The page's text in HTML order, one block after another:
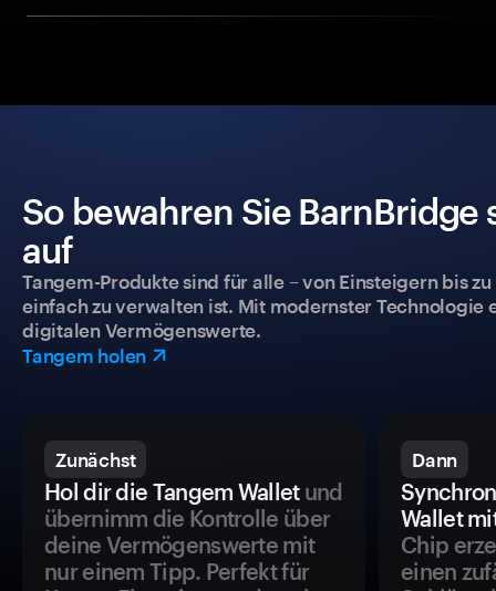
So bewahren Sie
auf
Tangem-Produkte sind für alle – von Einsteigern bis
einfach zu verwalten ist. Mit modernster
digitalen Vermögenswerte.
Tangem holen
Zunächst
Hol dir die Tangem Walletund
übernimm die Kontrolle über
deine Vermögenswerte mit
nur einem Tipp. Perfekt für
Dann
Wallet
Chip
einen